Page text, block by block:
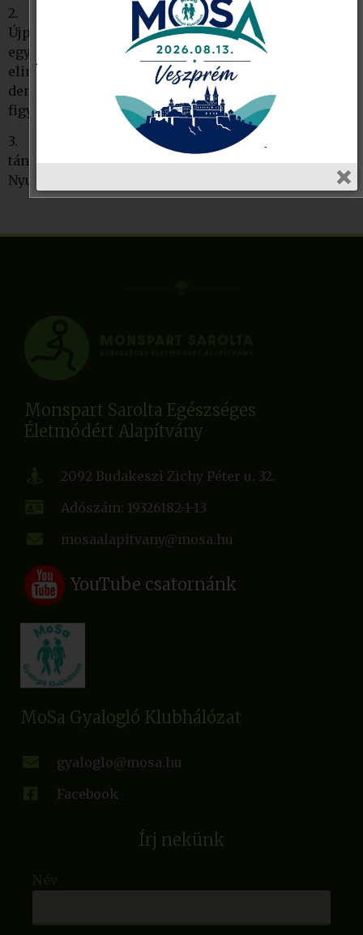
2.
Jobbágy Mária Ágnesmentálhigiénikus, az
Újpalotai Alzheimer Café megalapítója. A „Nem vagy
egyedül” országos séta és kapcsolódó rendezvények
elindítója, országos szintű szervezője, mely a
demenciával élőkre és hozzátartozóikra hívja fel a
figyelmet.
3.
Radvánszki Editsenior örömtánc oktató,
táncinstruktor, senior tánc tréner, a Dunakeszi
Nyugdíjas Kiránduló Klub elnökhelyettese.
Monspart Sarolta Egészséges
Életmódért Alapítvány
2092 Budakeszi Zichy Péter u. 32.
Adószám: 19326182-1-13
mosaalapitvany@mosa.hu
YouTube csatornánk
MoSa Gyalogló Klubhálózat
gyaloglo@mosa.hu
Facebook
Írj nekünk